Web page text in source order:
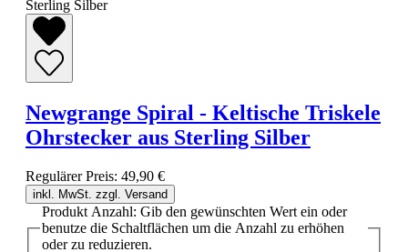
Newgrange Spiral - Keltische Triskele
Ohrstecker aus Sterling Silber
Regulärer Preis: 49,90 €
inkl. MwSt. zzgl. Versand
Produkt Anzahl: Gib den gewünschten Wert ein oder
benutze die Schaltflächen um die Anzahl zu erhöhen
oder zu reduzieren.